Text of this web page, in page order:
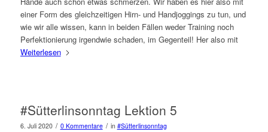
einer Form des gleichzeitigen Hirn- und Handjoggings zu tun, und
wie wir alle wissen, kann in beiden Fällen weder Training noch
Perfektionierung irgendwie schaden, im Gegenteil! Her also mit
Weiterlesen
#Sütterlinsonntag Lektion 5
6. Juli 2020 / 0 Kommentare / in #Sütterlinsonntag